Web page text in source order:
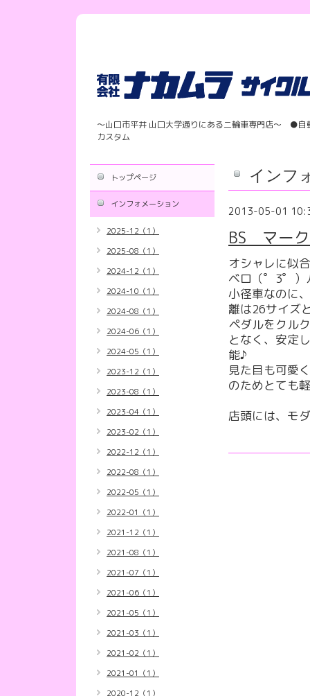
〜山口市平井 山口大学通りにある二輪車専門店〜 ●
カスタム
インフ
2013-05-01
BS マー
オシャレに似
ベロ（゜3゜）
小径車なのに
離は26サイズ
ペダルをクル
となく、安定
能♪
見た目も可愛
のためとても
店頭には、モ
トップページ
インフォメーション
2025-12（1）
2025-08（1）
2024-12（1）
2024-10（1）
2024-08（1）
2024-06（1）
2024-05（1）
2023-12（1）
2023-08（1）
2023-04（1）
2023-02（1）
2022-12（1）
2022-08（1）
2022-05（1）
2022-01（1）
2021-12（1）
2021-08（1）
2021-07（1）
2021-06（1）
2021-05（1）
2021-03（1）
2021-02（1）
2021-01（1）
2020-12（1）